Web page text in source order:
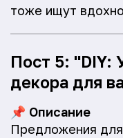
тоже ищут
Пост 5: "DIY:
декора для
📌 Описание
Предложения